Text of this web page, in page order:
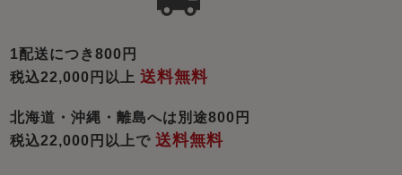
1配送につき800円
税込22,000円以上送料無料
北海道・沖縄・離島へは別途800円
税込22,000円以上で送料無料